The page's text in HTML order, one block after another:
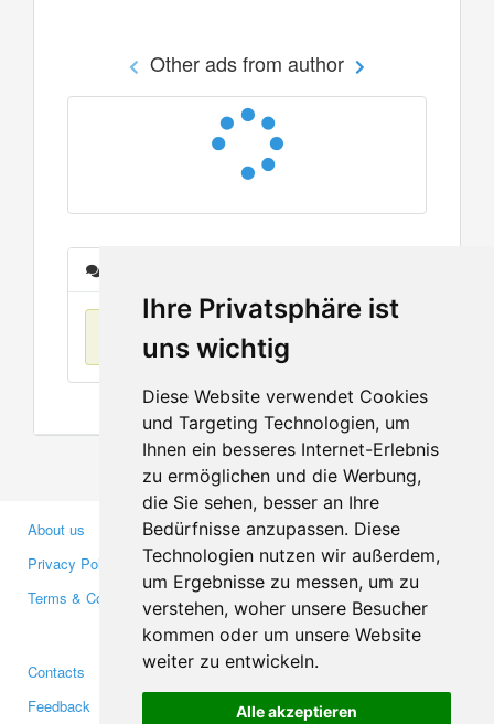
Ihre Privatsphäre ist
uns wichtig
Diese Website verwendet Cookies
und Targeting Technologien, um
Ihnen ein besseres Internet-Erlebnis
zu ermöglichen und die Werbung,
die Sie sehen, besser an Ihre
Bedürfnisse anzupassen. Diese
Technologien nutzen wir außerdem,
um Ergebnisse zu messen, um zu
verstehen, woher unsere Besucher
kommen oder um unsere Website
weiter zu entwickeln.
Alle akzeptieren
Other ads from author
No items found
About us
Privacy Policy
Terms & Conditions
Business Partners
Investors
Media
Contacts
Feedback
Facebook
Twitter